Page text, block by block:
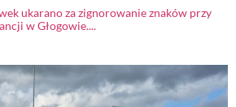
ukarano za zignorowanie znaków przy
w Głogowie....